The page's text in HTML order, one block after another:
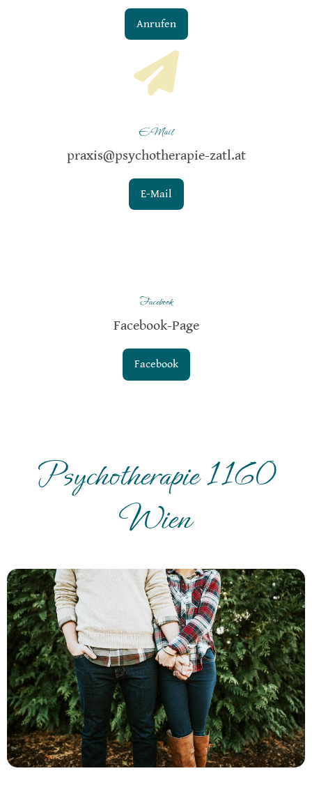
Anrufen
E-Mail
praxis@psychotherapie-zatl.at
E-Mail
Facebook
Facebook-Page
Facebook
Psychotherapie 1160
Wien